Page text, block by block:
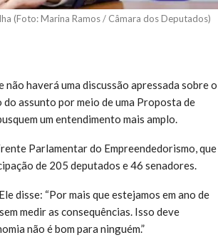
(Foto: Marina Ramos / Câmara dos Deputados)
haverá uma discussão apressada sobre o
assunto por meio de uma Proposta de
um entendimento mais amplo.
Parlamentar do Empreendedorismo, que
de 205 deputados e 46 senadores.
disse: “Por mais que estejamos em ano de
medir as consequências. Isso deve
não é bom para ninguém.”